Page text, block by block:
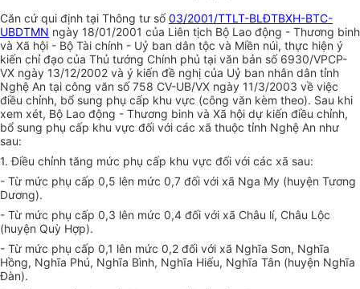
Căn cứ qui định tại Thông tư số03/2001/TTLT-BLĐTBXH-BTC-
UBDTMN ngày 18/01/2001 của Liên tịch Bộ Lao động - Thương binh
và Xã hội - Bộ Tài chính - Uỷ ban dân tộc và Miền núi, thực hiện ý
kiến chỉ đạo của Thủ tướng Chính phủ tại văn bản số 6930/VPCP-
VX ngày 13/12/2002 và ý kiến đề nghị của Uỷ ban nhân dân tỉnh
Nghệ An tại công văn số 758 CV-UB/VX ngày 11/3/2003 về việc
điều chỉnh, bổ sung phụ cấp khu vực (công văn kèm theo). Sau khi
xem xét, Bộ Lao động - Thương binh và Xã hội dự kiến điều chỉnh,
bổ sung phụ cấp khu vực đối với các xã thuộc tỉnh Nghệ An như
sau:
1. Điều chỉnh tăng mức phụ cấp khu vực đối với các xã sau:
- Từ mức phụ cấp 0,5 lên mức 0,7 đối với xã Nga My (huyện Tương
Dương).
- Từ mức phụ cấp 0,3 lên mức 0,4 đối với xã Châu lí, Châu Lộc
(huyện Quỳ Hợp).
- Từ mức phụ cấp 0,1 lên mức 0,2 đối với xã Nghĩa Sơn, Nghĩa
Hồng, Nghĩa Phú, Nghĩa Bình, Nghĩa Hiếu, Nghĩa Tân (huyện Nghĩa
Đàn).